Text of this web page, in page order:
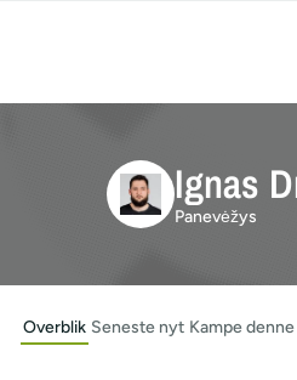
Ignas
Panevėžys
Overblik Seneste nyt Kampe